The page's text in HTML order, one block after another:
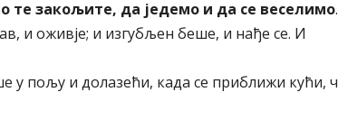
те закољите, да једемо и да се веселимо.
и оживје; и изгубљен беше, и нађе се. И
у пољу и долазећи, када се приближи кући,